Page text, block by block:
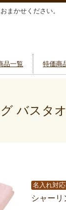
まかせください。
品一覧 特価商
バスタ
名入れ対
シャーリ